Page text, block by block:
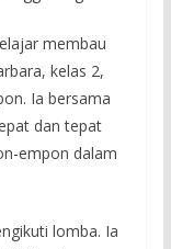
membau
kelas 2,
Ia bersama
dan tepat
empon dalam
lomba. Ia